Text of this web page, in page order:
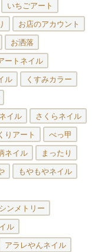
いちごアート
お店のアカウント
お洒落
ートネイル
ル くすみカラー
イル さくらネイル
りアート べっ甲
ネイル まったり
もやもやネイル
ンメトリー
ル
アラレやんネイル